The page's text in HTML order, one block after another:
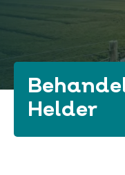
Helder